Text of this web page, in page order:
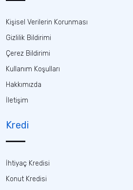
Kişisel Verilerin Korunması
Gizlilik Bildirimi
Çerez Bildirimi
Kullanım Koşulları
Hakkımızda
İletişim
Kredi
İhtiyaç Kredisi
Konut Kredisi